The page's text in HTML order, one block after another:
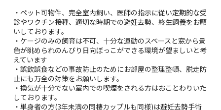
・ペット可物件、完全室内飼い、医師の指示に従い定期的な受
診やワクチン接種、適切な時期での避妊去勢、終生飼養をお願
いしております。
・ケージのみの飼育は不可、十分な運動のスペースと窓から景
色が眺められのんびり日向ぼっこができる環境が望ましいと考
えています
・誤飲誤食などの事故防止のためにお部屋の整理整頓、脱走防
止にも万全の対策をお願いします。
・換気が十分でない室内での喫煙をされる方はおことわりいた
しております。
・単身者の方(3年未満の同棲カップルも同様)は避妊去勢手術